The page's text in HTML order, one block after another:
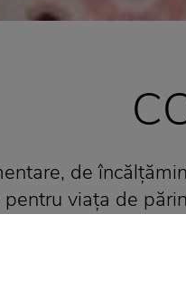
de
viața de